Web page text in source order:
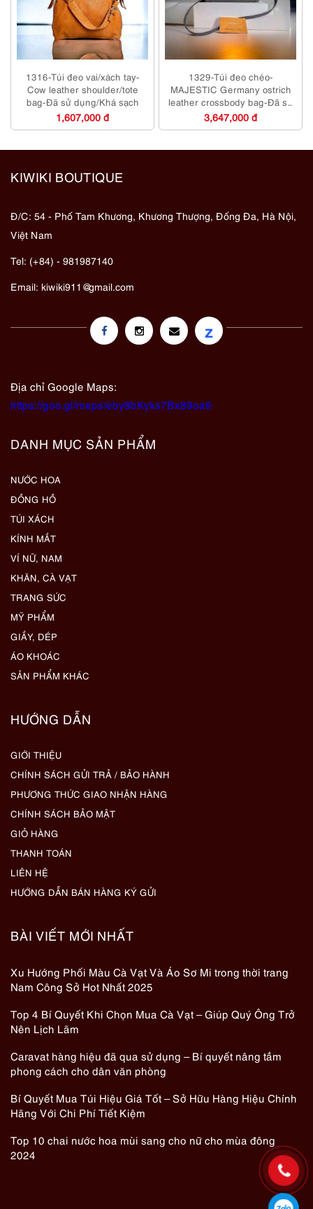
1316-Túi đeo vai/xách tay-
Cow leather shoulder/tote
bag-Đã sử dụng/Khá sạch
1,607,000 đ
1329-Túi đeo chéo-
MAJESTIC Germany ostrich
leather crossbody bag-Đã sử
dụng
3,647,000 đ
KIWIKI BOUTIQUE
Đ/C: 54 - Phố Tam Khương, Khương Thượng, Đống Đa, Hà Nội,
Việt Nam
Tel: (+84) - 981987140
Email: kiwiki911@gmail.com
z
Địa chỉ Google Maps:
https://goo.gl/maps/eby8bKyks7Bx89oa6
DANH MỤC SẢN PHẨM
NƯỚC HOA
ĐỒNG HỒ
TÚI XÁCH
KÍNH MẮT
VÍ NỮ, NAM
KHĂN, CÀ VẠT
TRANG SỨC
MỸ PHẨM
GIẦY, DÉP
ÁO KHOÁC
SẢN PHẨM KHÁC
HƯỚNG DẪN
GIỚI THIỆU
CHÍNH SÁCH GỬI TRẢ / BẢO HÀNH
PHƯƠNG THỨC GIAO NHẬN HÀNG
CHÍNH SÁCH BẢO MẬT
GIỎ HÀNG
THANH TOÁN
LIÊN HỆ
HƯỚNG DẪN BÁN HÀNG KÝ GỬI
BÀI VIẾT MỚI NHẤT
Xu Hướng Phối Màu Cà Vạt Và Áo Sơ Mi trong thời trang
Nam Công Sở Hot Nhất 2025
Top 4 Bí Quyết Khi Chọn Mua Cà Vạt – Giúp Quý Ông Trở
Nên Lịch Lãm
Caravat hàng hiệu đã qua sử dụng – Bí quyết nâng tầm
phong cách cho dân văn phòng
Bí Quyết Mua Túi Hiệu Giá Tốt – Sở Hữu Hàng Hiệu Chính
Hãng Với Chi Phí Tiết Kiệm
Top 10 chai nước hoa mùi sang cho nữ cho mùa đông
2024